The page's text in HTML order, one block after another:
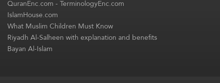
QuranEnc.com-TerminologyEnc.com
IslamHouse.com
What Muslim Children Must Know
Riyadh Al-Salheen with explanation and benefits
Bayan Al-Islam